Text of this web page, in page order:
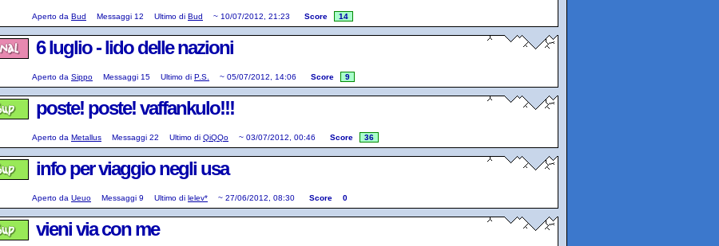
Aperto da Bud Messaggi 12 Ultimo di Bud ~ 10/07/2012, 21:23 Score 14
6 luglio - lido delle nazioni
Aperto da Sippo Messaggi 15 Ultimo di P.S. ~ 05/07/2012, 14:06 Score 9
poste! poste! vaffankulo!!!
Aperto da Metallus Messaggi 22 Ultimo di QiQQo ~ 03/07/2012, 00:46 Score 36
info per viaggio negli usa
Aperto da Ueuo Messaggi 9 Ultimo di lelev* ~ 27/06/2012, 08:30 Score 0
vieni via con me